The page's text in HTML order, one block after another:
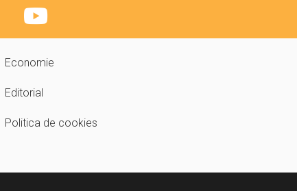
Economie
Editorial
Politica de cookies